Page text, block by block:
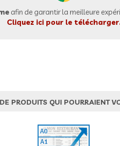
afin de garantir la meilleure
Cliquez ici pour le
PRODUITS QUI POURRAIENT